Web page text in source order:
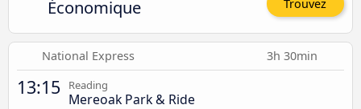
Économique Trouvez
National Express 3h 30min
13:15 Reading
Mereoak Park & Ride